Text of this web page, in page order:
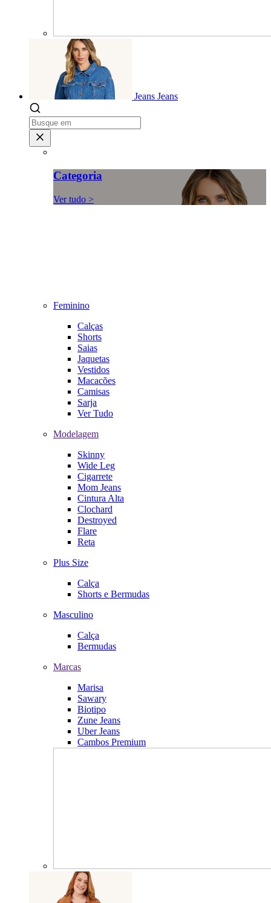
Jeans Jeans
Categoria
Ver tudo >
Feminino
Calças
Shorts
Saias
Jaquetas
Vestidos
Macacões
Camisas
Sarja
Ver Tudo
Modelagem
Skinny
Wide Leg
Cigarrete
Mom Jeans
Cintura Alta
Clochard
Destroyed
Flare
Reta
Plus Size
Calça
Shorts e Bermudas
Masculino
Calça
Bermudas
Marcas
Marisa
Sawary
Biotipo
Zune Jeans
Uber Jeans
Cambos Premium